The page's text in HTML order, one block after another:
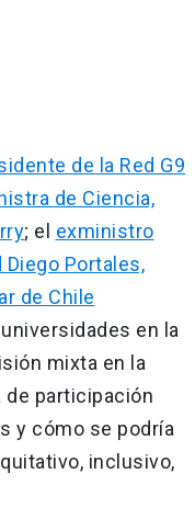
de la Red G9
de Ciencia,
; el exministro
Portales,
de Chile
en la
mixta en la
de participación
y cómo se podría
inclusivo,